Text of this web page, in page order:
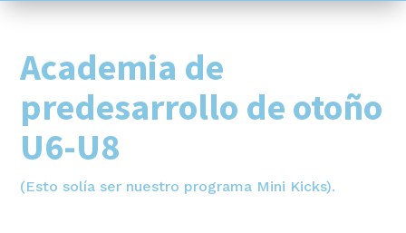
Academia de
predesarrollo de otoño
U6-U8
(Esto solía ser nuestro programa Mini Kicks).